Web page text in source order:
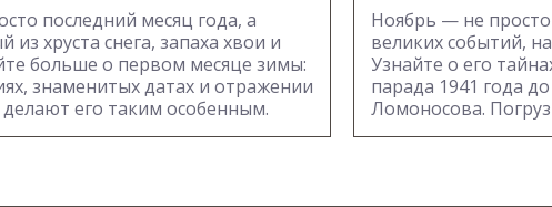
последний месяц года, а
хруста снега, запаха хвои и
больше о первом месяце зимы:
знаменитых датах и отражении
делают его таким особенным.
Ноябрь — не
великих событий,
Узнайте о его
парада 1941 года
Ломоносова.